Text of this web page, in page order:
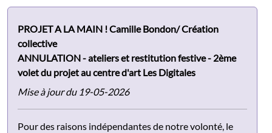
PROJET A LA MAIN ! Camille Bondon/ Création
collective
ANNULATION - ateliers et restitution festive - 2ème
volet du projet au centre d'art Les Digitales
Mise à jour du 19-05-2026
Pour des raisons indépendantes de notre volonté, le